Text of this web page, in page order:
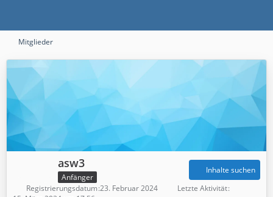
Mitglieder
asw3
Anfänger
Inhalte suchen
Registrierungsdatum 23. Februar 2024
Letzte Aktivität